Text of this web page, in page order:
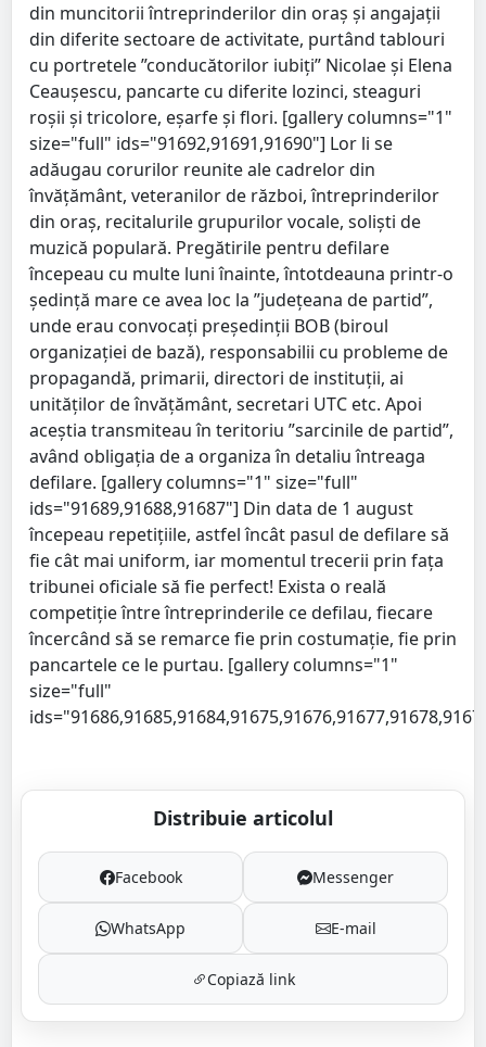
din muncitorii întreprinderilor din oraş și angajații
din diferite sectoare de activitate, purtând tablouri
cu portretele ”conducătorilor iubiți” Nicolae şi Elena
Ceauşescu, pancarte cu diferite lozinci, steaguri
roşii şi tricolore, eşarfe și flori. [gallery columns="1"
size="full" ids="91692,91691,91690"] Lor li se
adăugau corurilor reunite ale cadrelor din
învăţământ, veteranilor de război, întreprinderilor
din oraş, recitalurile grupurilor vocale, soliști de
muzică populară. Pregătirile pentru defilare
începeau cu multe luni înainte, întotdeauna printr-o
ședință mare ce avea loc la ”județeana de partid”,
unde erau convocați președinții BOB (biroul
organizației de bază), responsabilii cu probleme de
propagandă, primarii, directori de instituții, ai
unităților de învățământ, secretari UTC etc. Apoi
aceștia transmiteau în teritoriu ”sarcinile de partid”,
având obligația de a organiza în detaliu întreaga
defilare. [gallery columns="1" size="full"
ids="91689,91688,91687"] Din data de 1 august
începeau repetițiile, astfel încât pasul de defilare să
fie cât mai uniform, iar momentul trecerii prin fața
tribunei oficiale să fie perfect! Exista o reală
competiție între întreprinderile ce defilau, fiecare
încercând să se remarce fie prin costumație, fie prin
pancartele ce le purtau. [gallery columns="1"
size="full"
Distribuie articolul
Facebook Messenger
WhatsApp E-mail
Copiază link